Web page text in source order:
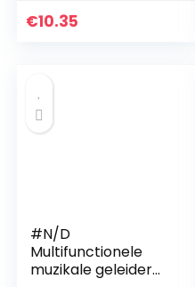
Baton
€10.35
#N/D
Multifunctionele
muzikale geleider